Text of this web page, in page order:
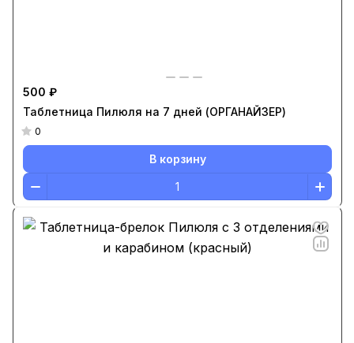
500 ₽
Таблетница Пилюля на 7 дней (ОРГАНАЙЗЕР)
0
В корзину